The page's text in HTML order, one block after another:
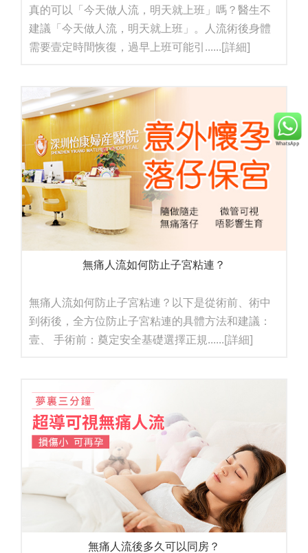
真的可以「今天做人流，明天就上班」嗎？醫生不
建議「今天做人流，明天就上班」。人流術後身體
需要壹定時間恢復，過早上班可能引......[詳細]
無痛人流如何防止子宮粘連？
無痛人流如何防止子宮粘連？以下是從術前、術中
到術後，全方位防止子宮粘連的具體方法和建議：
壹、 手術前：奠定安全基礎選擇正規......[詳細]
無痛人流後多久可以同房？